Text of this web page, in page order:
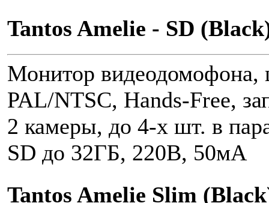
Tantos Amelie - SD
Монитор видеодомофона,
PAL/NTSC, Hands-Free,
2 камеры, до 4-х шт. в
SD до 32ГБ, 220В, 50мА
Tantos Amelie Slim